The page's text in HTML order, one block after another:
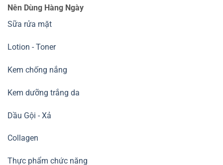
Nên Dùng Hàng Ngày
Sữa rửa mặt
Lotion - Toner
Kem chống nắng
Kem dưỡng trắng da
Dầu Gội - Xả
Collagen
Thực phẩm chức năng